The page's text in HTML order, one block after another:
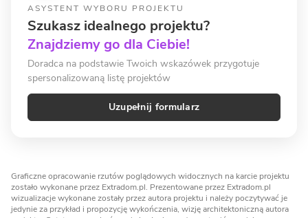
ASYSTENT WYBORU PROJEKTU
Szukasz idealnego projektu?
Znajdziemy go dla Ciebie!
Doradca na podstawie Twoich wskazówek przygotuje
spersonalizowaną listę projektów
Uzupełnij formularz
Graficzne opracowanie rzutów poglądowych widocznych na karcie projektu
zostało wykonane przez Extradom.pl. Prezentowane przez Extradom.pl
wizualizacje wykonane zostały przez autora projektu i należy poczytywać je
jedynie za przykład i propozycję wykończenia, wizję architektoniczną autora